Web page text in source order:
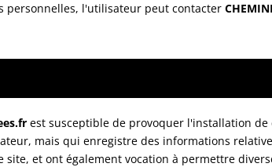
personnelles, l'utilisateur peut contacter
est susceptible de provoquer l'installation
mais qui enregistre des informations
et ont également vocation à permettre